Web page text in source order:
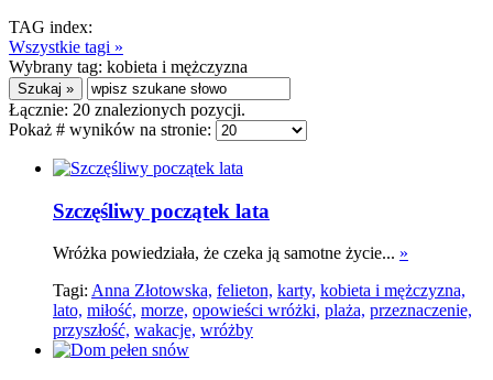
TAG index:
Wszystkie tagi »
Wybrany tag: kobieta i mężczyzna
Łącznie: 20 znalezionych pozycji.
Pokaż # wyników na stronie:
Szczęśliwy początek lata
Wróżka powiedziała, że czeka ją samotne życie... »
Tagi: Anna Złotowska, felieton, karty, kobieta i mężczyzna,
lato, miłość, morze, opowieści wróżki, plaża, przeznaczenie,
przyszłość, wakacje, wróżby